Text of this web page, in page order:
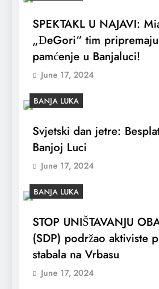
SPEKTAKL U NAJAVI:
„ĐeGori“ tim
pamćenje u Banjaluci!
June 17, 2024
BANJA LUKA
Svjetski dan jetre:
Banjoj Luci
June 17, 2024
BANJA LUKA
STOP UNIŠTAVANJU
(SDP) podržao aktiviste
stabala na Vrbasu
June 17, 2024